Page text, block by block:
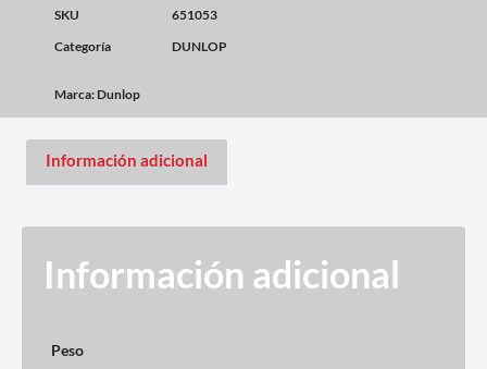
SKU
651053
Categoría
DUNLOP
Marca: Dunlop
Información adicional
Información adicional
Peso